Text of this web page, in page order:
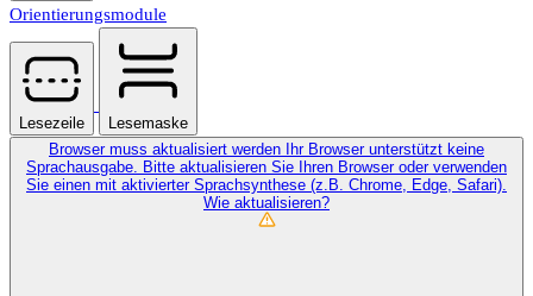
Orientierungsmodule
Lesezeile
Lesemaske
Browser muss aktualisiert werden
Ihr Browser unterstützt keine
Sprachausgabe. Bitte aktualisieren Sie Ihren Browser oder verwenden
Sie einen mit aktivierter Sprachsynthese (z.B. Chrome, Edge, Safari).
Wie aktualisieren?